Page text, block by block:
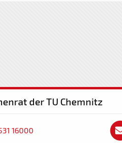
der TU Chemnitz
16000